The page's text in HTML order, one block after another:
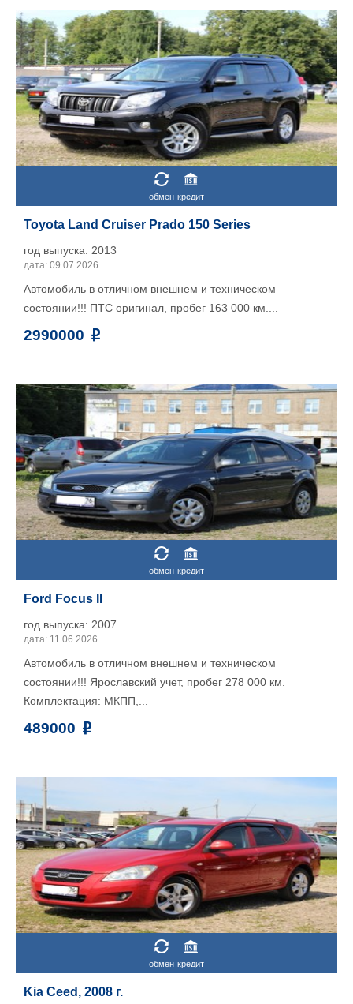
обмен кредит
Toyota Land Cruiser Prado 150 Series
год выпуска: 2013
дата: 09.07.2026
Автомобиль в отличном внешнем и техническом
состоянии!!! ПТС оригинал, пробег 163 000 км....
2990000
обмен кредит
Ford Focus II
год выпуска: 2007
дата: 11.06.2026
Автомобиль в отличном внешнем и техническом
состоянии!!! Ярославский учет, пробег 278 000 км.
Комплектация: МКПП,...
489000
обмен кредит
Kia Ceed, 2008 г.